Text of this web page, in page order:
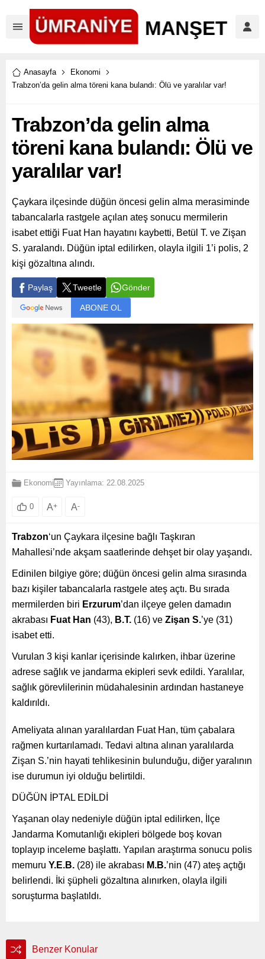
Anasayfa
Ekonomi
Trabzon’da gelin alma töreni kana bulandı: Ölü ve yaralılar var!
Trabzon’da gelin alma
töreni kana bulandı: Ölü ve
yaralılar var!
Çaykara ilçesinde düğün öncesi gelin alma merasiminde
tabancalarla rastgele açılan ateş sonucu mermilerin
isabet ettiği Fuat Han hayatını kaybetti, Betül T. ve Zişan
S. yaralandı. Düğün iptal edilirken, olayla ilgili 1’i polis, 2
kişi gözaltına alındı.
Paylaş Tweetle Gönder
ABONE OL
Ekonomi Yayınlama: 22.08.2025
0 A+ A-
Trabzon‘un Çaykara ilçesine bağlı Taşkıran
Mahallesi’nde akşam saatlerinde dehşet bir olay yaşandı.
Edinilen bilgiye göre; düğün öncesi gelin alma sırasında
bazı kişiler tabancalarla rastgele ateş açtı. Bu sırada
mermilerden biri Erzurum’dan ilçeye gelen damadın
akrabası Fuat Han (43), B.T. (16) ve Zişan S.’ye (31)
isabet etti.
Vurulan 3 kişi kanlar içerisinde kalırken, ihbar üzerine
adrese sağlık ve jandarma ekipleri sevk edildi. Yaralılar,
sağlık görevlilerinin müdahalesinin ardından hastaneye
kaldırıldı.
Ameliyata alınan yaralılardan Fuat Han, tüm çabalara
rağmen kurtarılamadı. Tedavi altına alınan yaralılarda
Zişan S.’nin hayati tehlikesinin bulunduğu, diğer yaralının
ise durumun iyi olduğu belirtildi.
DÜĞÜN İPTAL EDİLDİ
Yaşanan olay nedeniyle düğün iptal edilirken, İlçe
Jandarma Komutanlığı ekipleri bölgede boş kovan
toplayıp inceleme başlattı. Yapılan araştırma sonucu polis
memuru Y.E.B. (28) ile akrabası M.B.’nin (47) ateş açtığı
belirlendi. İki şüpheli gözaltına alınırken, olayla ilgili
soruşturma başlatıldı.
Benzer Konular